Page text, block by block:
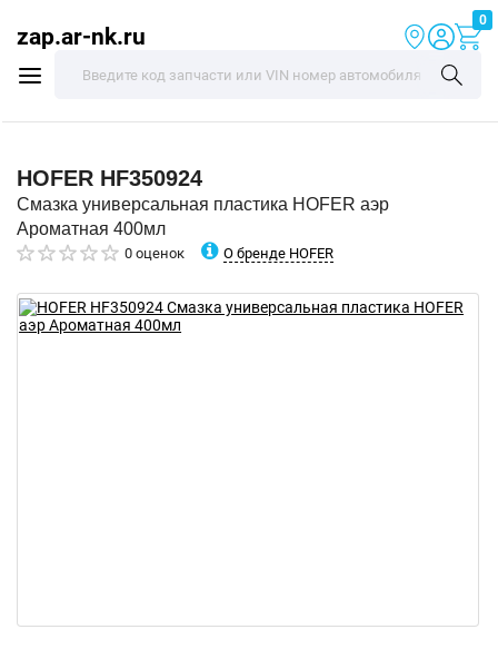
zap.ar-nk.ru
0
HOFER HF350924
Смазка универсальная пластика HOFER аэр
Ароматная 400мл
0 оценок О бренде HOFER